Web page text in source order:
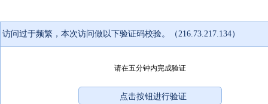
访问过于频繁，本次访问做以下验证码校验。（216.73.217.134）
请在五分钟内完成验证